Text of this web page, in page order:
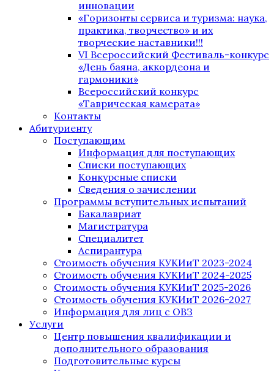
инновации
«Горизонты сервиса и туризма: наука,
практика, творчество» и их
творческие наставники!!!
VI Всероссийский Фестиваль-конкурс
«День баяна, аккордеона и
гармоники»
Всероссийский конкурс
«Таврическая камерата»
Контакты
Абитуриенту
Поступающим
Информация для поступающих
Списки поступающих
Конкурсные списки
Сведения о зачислении
Программы вступительных испытаний
Бакалавриат
Магистратура
Специалитет
Аспирантура
Стоимость обучения КУКИиТ 2023-2024
Стоимость обучения КУКИиТ 2024-2025
Стоимость обучения КУКИиТ 2025-2026
Стоимость обучения КУКИиТ 2026-2027
Информация для лиц с ОВЗ
Услуги
Центр повышения квалификации и
дополнительного образования
Подготовительные курсы